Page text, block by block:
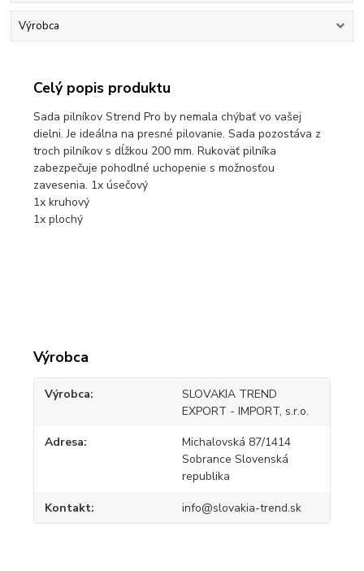
Výrobca
Celý popis produktu
Sada pilníkov Strend Pro by nemala chýbať vo vašej
dielni. Je ideálna na presné pilovanie. Sada pozostáva z
troch pilníkov s dĺžkou 200 mm. Rukoväť pilníka
zabezpečuje pohodlné uchopenie s možnosťou
zavesenia. 1x úsečový
1x kruhový
1x plochý
Výrobca
Výrobca
SLOVAKIA TREND
EXPORT - IMPORT, s.r.o.
Adresa
Michalovská 87/1414
Sobrance Slovenská
republika
Kontakt info@slovakia-trend.sk